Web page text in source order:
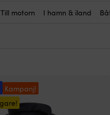
Till motorn I hamn & iland
Kampanj!